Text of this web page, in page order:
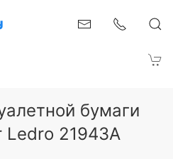
бумаги
Ledro 21943A